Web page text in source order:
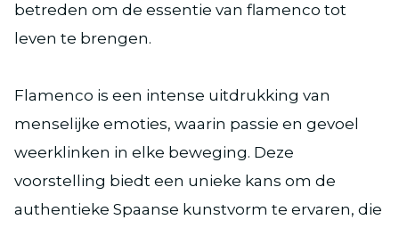
betreden om de essentie van flamenco tot
leven te brengen.
Flamenco is een intense uitdrukking van
menselijke emoties, waarin passie en gevoel
weerklinken in elke beweging. Deze
voorstelling biedt een unieke kans om de
authentieke Spaanse kunstvorm te ervaren, die